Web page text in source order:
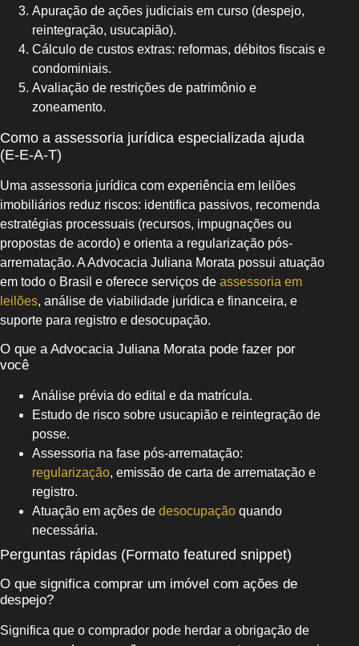
Apuração de ações judiciais em curso (despejo,
reintegração, usucapião).
Cálculo de custos extras: reformas, débitos fiscais e
condominiais.
Avaliação de restrições de patrimônio e
zoneamento.
Como a assessoria jurídica especializada ajuda
(E‑E‑A‑T)
Uma assessoria jurídica com experiência em leilões
imobiliários reduz riscos: identifica passivos, recomenda
estratégias processuais (recursos, impugnações ou
propostas de acordo) e orienta a regularização pós-
arrematação. A Advocacia Juliana Morata possui atuação
em todo o Brasil e oferece serviços de assessoria em
leilões, análise de viabilidade jurídica e financeira, e
suporte para registro e desocupação.
O que a Advocacia Juliana Morata pode fazer por
você
Análise prévia do edital e da matrícula.
Estudo de risco sobre usucapião e reintegração de
posse.
Assessoria na fase pós-arrematação:
regularização, emissão de carta de arrematação e
registro.
Atuação em ações de desocupação quando
necessária.
Perguntas rápidas (Formato featured snippet)
O que significa comprar um imóvel com ações de
despejo?
Significa que o comprador pode herdar a obrigação de